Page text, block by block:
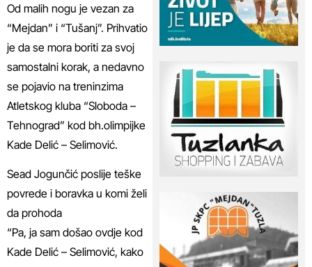
Od malih nogu je vezan za
“Mejdan” i “Tušanj”. Prihvatio
je da se mora boriti za svoj
samostalni korak, a nedavno
se pojavio na treninzima
Atletskog kluba “Sloboda –
Tehnograd” kod bh.olimpijke
Kade Delić – Selimović.
Sead Jogunčić poslije teške
povrede i boravka u komi želi
da prohoda
“Pa, ja sam došao ovdje kod
Kade Delić – Selimović, kako